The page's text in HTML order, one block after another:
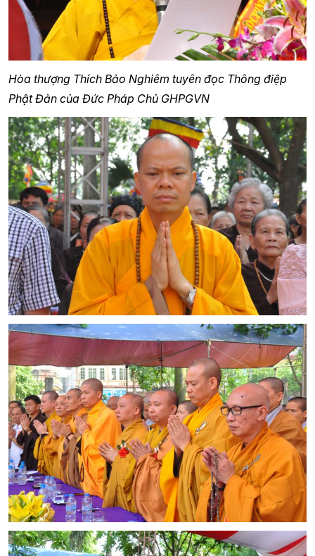
Hòa thượng Thích Bảo Nghiêm tuyên đọc Thông điệp
Phật Đản của Đức Pháp Chủ GHPGVN